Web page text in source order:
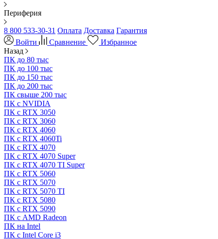
Периферия
8 800 533-30-31 Оплата Доставка Гарантия
Войти
Сравнение
Избранное
Назад
ПК до 80 тыс
ПК до 100 тыс
ПК до 150 тыс
ПК до 200 тыс
ПК свыше 200 тыс
ПК с NVIDIA
ПК с RTX 3050
ПК с RTX 3060
ПК с RTX 4060
ПК с RTX 4060Ti
ПК с RTX 4070
ПК с RTX 4070 Super
ПК с RTX 4070 TI Super
ПК с RTX 5060
ПК с RTX 5070
ПК с RTX 5070 TI
ПК с RTX 5080
ПК с RTX 5090
ПК с AMD Radeon
ПК на Intel
ПК с Intel Core i3